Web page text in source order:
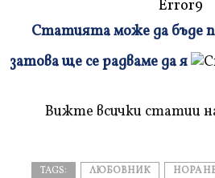
Error9
и
Статията може да бъде
затова ще се радваме да я
Вижте всички статии
TAGS: ЛЮБОВНИК НОРА